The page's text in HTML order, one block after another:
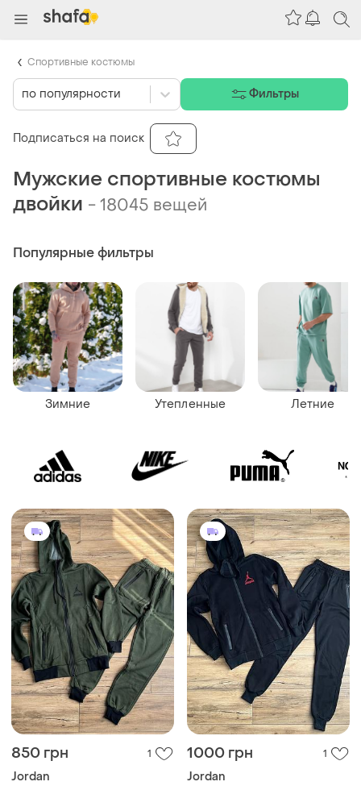
Мужские спортивные костюмы
двойки -18045 вещей
850 грн 1
Jordan
1000 грн 1
Jordan
Популярные фильтры
Зимние Утепленные Летние
по популярности Фильтры
Подписаться на поиск
Спортивные костюмы